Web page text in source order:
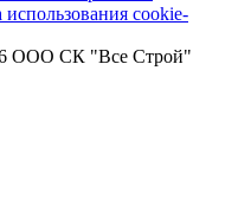
cookie-
ООО СК "Все Строй"